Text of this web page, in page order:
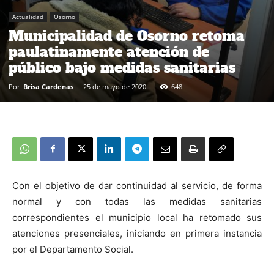
Actualidad Osorno
Municipalidad de Osorno retoma
paulatinamente atención de
público bajo medidas sanitarias
Por Brisa Cardenas - 25 de mayo de 2020 648
Con el objetivo de dar continuidad al servicio, de forma
normal y con todas las medidas sanitarias
correspondientes el municipio local ha retomado sus
atenciones presenciales, iniciando en primera instancia
por el Departamento Social.